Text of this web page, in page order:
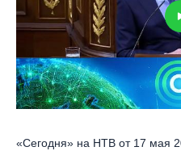
«Сегодня» на НТВ от 17 мая